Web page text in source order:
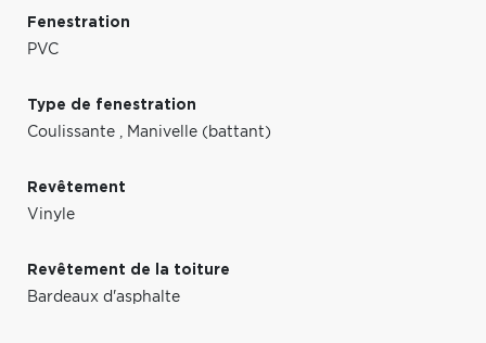
Fenestration
PVC
Type de fenestration
Coulissante , Manivelle (battant)
Revêtement
Vinyle
Revêtement de la toiture
Bardeaux d'asphalte